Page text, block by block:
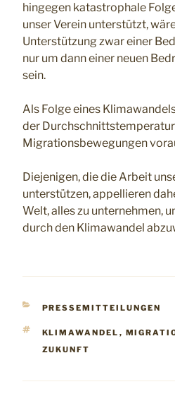
hingegen katastrophale
unser Verein unterstützt,
Unterstützung zwar einer
nur um dann einer neuen
sein.
Als Folge eines
der
Migrationsbewegungen
Diejenigen, die die Arbeit
unterstützen, appellieren
Welt, alles zu unternehmen,
durch den Klimawandel
KATEGORIEN
PRESSEMITTEILUNGEN
SCHLAGWÖRTER
KLIMAWANDEL ,
ZUKUNFT